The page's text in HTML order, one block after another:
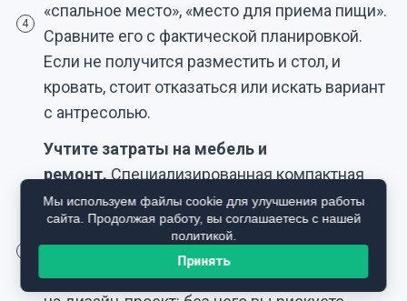
4
«спальное место», «место для приема пищи».
Сравните его с фактической планировкой.
Если не получится разместить и стол, и
кровать, стоит отказаться или искать вариант
с антресолью.
Учтите затраты на мебель и
ремонт. Специализированная компактная
мебель (трансформеры, встроенные
изделия) стоит дороже стандартной:
закладывайте в смету минимум 150 000–200
000 ₽ на обустройство. Не забудьте расходы
Мы используем файлы cookie для улучшения работы
сайта. Продолжая работу, вы соглашаетесь с нашей
политикой.
Принять